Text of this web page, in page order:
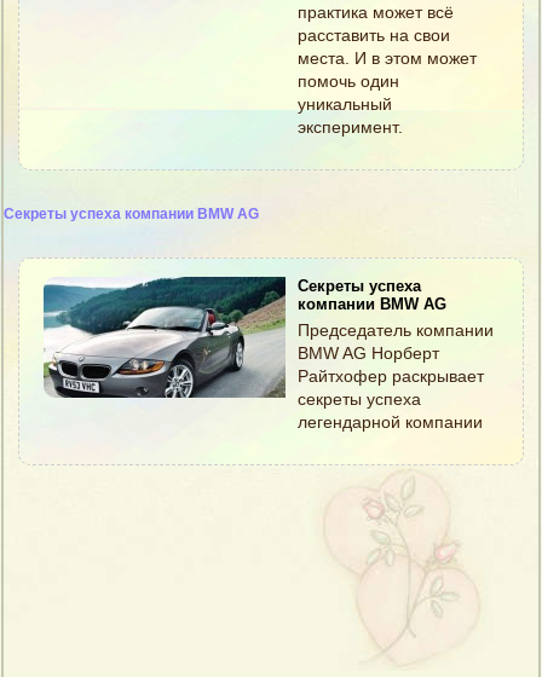
практика может всё
расставить на свои
места. И в этом может
помочь один
уникальный
эксперимент.
Секреты успеха компании BMW AG
Секреты успеха
компании BMW AG
Председатель компании
BMW AG Норберт
Райтхофер раскрывает
секреты успеха
легендарной компании